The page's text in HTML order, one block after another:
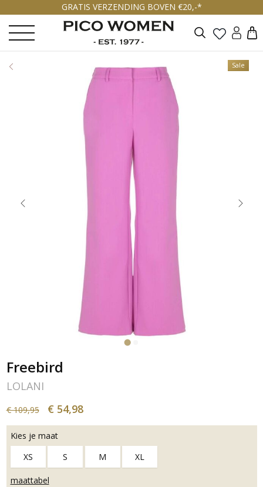
GRATIS VERZENDING BOVEN €20,-*
Zoeken
Sale
Freebird
LOLANI
€ 109,95 € 54,98
Kies je maat
XS
S M XL
maattabel